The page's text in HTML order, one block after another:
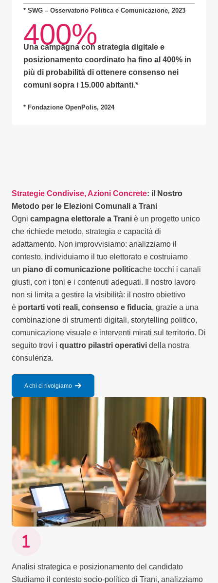
* SWG – Osservatorio Politica e Comunicazione, 2023
400%
Una campagna con strategia digitale e
posizionamento coordinato ha fino al 400% in
più di probabilità di ottenere consenso nei
comuni sopra i 15.000 abitanti.*
* Fondazione OpenPolis, 2024
Strategie Condivise, Azioni Concrete: il Nostro
Metodo per le Elezioni Comunali a Trani
Ogni campagna elettorale a Trani è un progetto unico
che richiede metodo, strategia e capacità di
adattamento. Non improvvisiamo: analizziamo il
contesto, individuiamo il tuo elettorato e costruiamo
un piano di comunicazione politicache tocchi i canali
giusti, con i toni e i contenuti adeguati. Il nostro lavoro
non si limita a gestire la visibilità: il nostro obiettivo
è portarti voti reali, consenso e fiducia, grazie a una
combinazione di strumenti digitali, storytelling politico,
comunicazione visuale e interventi mirati sul territorio. Di
seguito trovi i quattro pilastri operativi della nostra
consulenza.
A chi ci rivolgiamo
Analisi strategica e posizionamento del candidato
Studiamo il contesto socio-politico di Trani, analizziamo